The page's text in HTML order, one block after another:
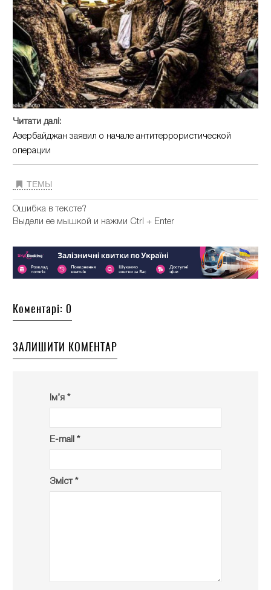
Читати далі:
Азербайджан заявил о начале антитеррористической
операции
ТЕМЫ
Ошибка в тексте?
Выдели ее мышкой и нажми Ctrl + Enter
Коментарі: 0
ЗАЛИШИТИ КОМЕНТАР
Ім’я *
E-mail *
Зміст *